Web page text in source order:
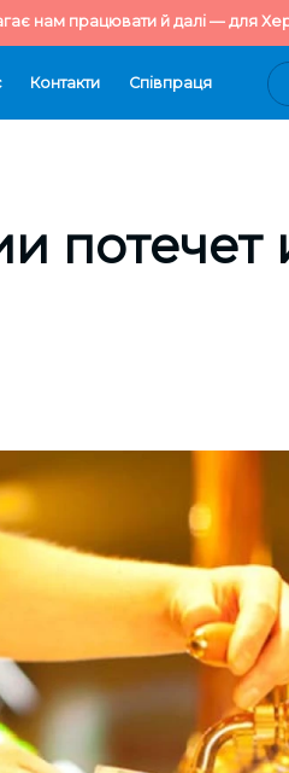
нам працювати й далі — для
Контакти Cпівпраця
потечет